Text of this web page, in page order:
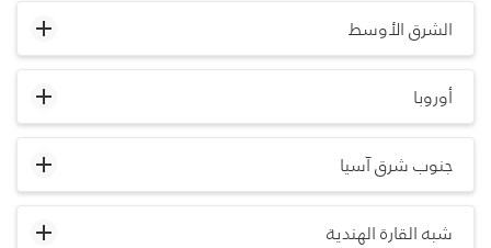
الشرق الأوسط
أوروبا
جنوب شرق آسيا
شبه القارة الهندية